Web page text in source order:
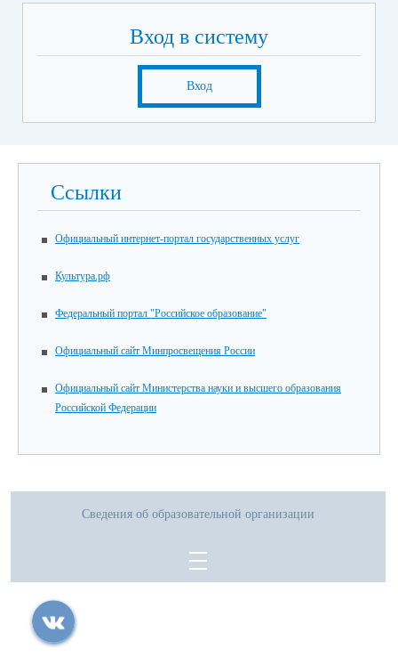
Вход в систему
Вход
Ссылки
Официальный интернет-портал государственных услуг
Культура.рф
Федеральный портал "Российское образование"
Официальный сайт Минпросвещения России
Официальный сайт Министерства науки и высшего образования
Российской Федерации
Сведения об образовательной организации